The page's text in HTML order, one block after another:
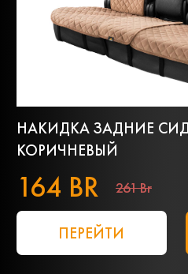
НАКИДКА ЗАДНИЕ
КОРИЧНЕВЫЙ
164 BR 261 Br
ПЕРЕЙТИ